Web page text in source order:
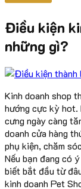
Điều kiện
những gì?
Kinh doanh shop
hướng cực kỳ hot.
cưng ngày càng
doanh cửa hàng
phụ kiện, chăm
Nếu bạn đang có
biết bắt đầu từ
kinh doanh Pet